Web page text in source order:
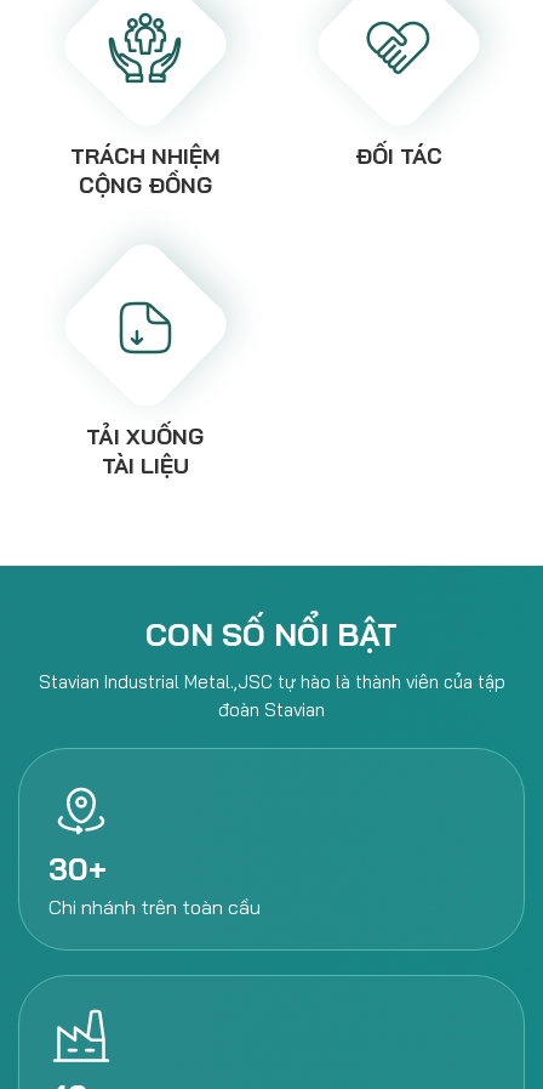
TRÁCH NHIỆM
CỘNG ĐỒNG
ĐỐI TÁC
TẢI XUỐNG
TÀI LIỆU
CON SỐ NỔI BẬT
Stavian Industrial Metal.,JSC tự hào là thành viên của tập
đoàn Stavian
30
Chi nhánh trên toàn cầu